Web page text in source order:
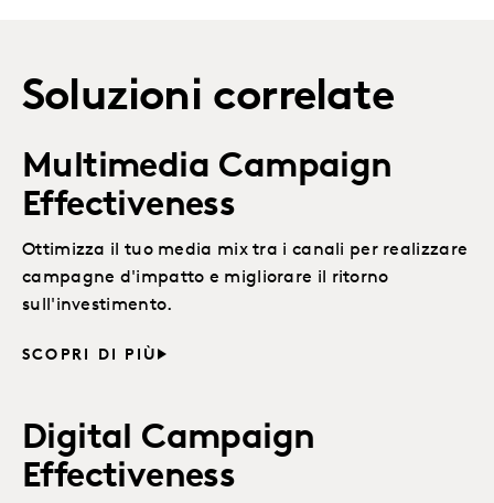
Soluzioni correlate
Multimedia Campaign
Effectiveness
Ottimizza il tuo media mix tra i canali per realizzare
campagne d'impatto e migliorare il ritorno
sull'investimento.
SCOPRI DI PIÙ
Digital Campaign
Effectiveness